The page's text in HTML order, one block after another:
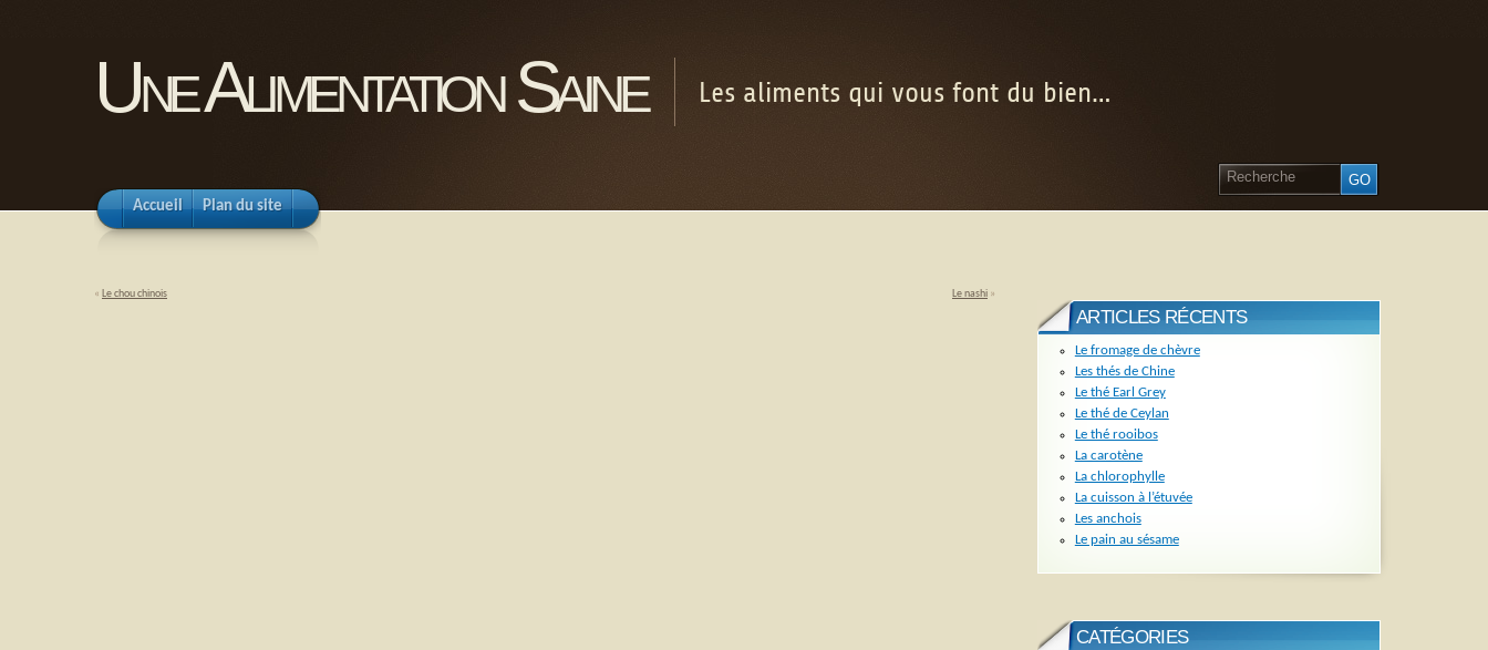
Une Alimentation Saine Les aliments qui vous font du bien…
Accueil Plan du site
« Le chou chinois Le nashi »
ARTICLES RÉCENTS
Le fromage de chèvre
Les thés de Chine
Le thé Earl Grey
Le thé de Ceylan
Le thé rooibos
La carotène
La chlorophylle
La cuisson à l’étuvée
Les anchois
Le pain au sésame
CATÉGORIES